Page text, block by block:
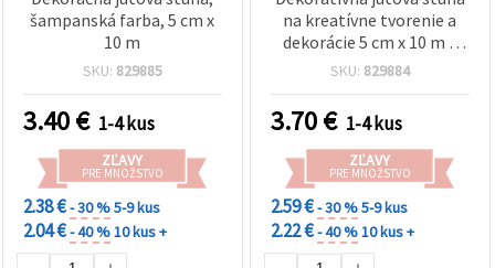
šampanská farba, 5 cm x
10 m
SKU: 829885
3.40€ 1-4 kus
ZĽAVY
PRE MNOŽSTVO
2.38 €- 30 %5-9 kus
2.04 €- 40 %10 kus +
na kreatívne tvorenie a
dekorácie 5 cm x 10 m –
hnedý melanž
SKU: 829884
3.70€ 1-4 kus
ZĽAVY
PRE MNOŽSTVO
2.59 €- 30 %5-9 kus
2.22 €- 40 %10 kus +